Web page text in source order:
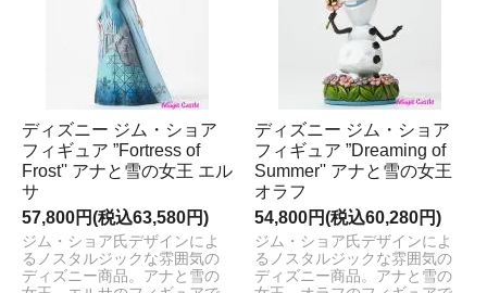
ディズニー ジム・ショア
フィギュア ”Fortress of
Frost'' アナと雪の女王 エル
サ
57,800円(税込63,580円)
ジム・ショア氏デザインによ
るノスタルジックな雰囲気の
ディズニー商品。アナと雪の
ディズニー ジム・ショア
フィギュア ”Dreaming of
Summer'' アナと雪の女王
オラフ
54,800円(税込60,280円)
ジム・ショア氏デザインによ
るノスタルジックな雰囲気の
ディズニー商品。アナと雪の